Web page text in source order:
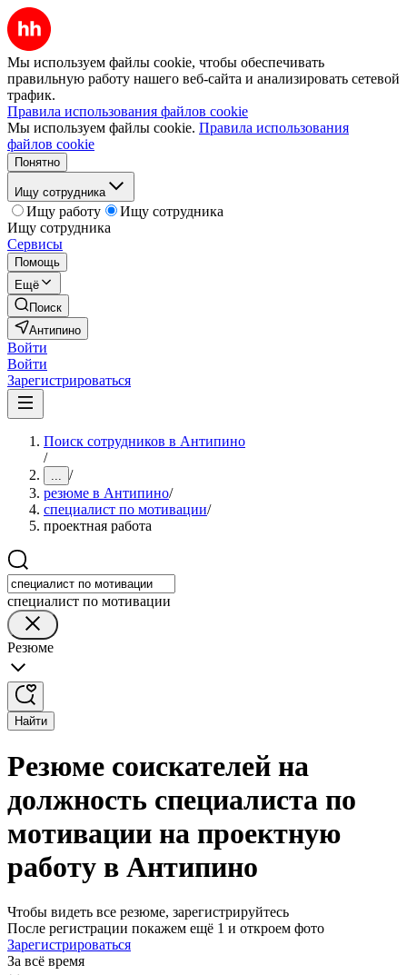
Мы используем файлы cookie, чтобы обеспечивать
правильную работу нашего веб-сайта и анализировать сетевой
трафик.
Правила использования файлов cookie
Мы используем файлы cookie. Правила использования
файлов cookie
Понятно
Ищу сотрудника
Ищу работу
Ищу сотрудника
Ищу сотрудника
Сервисы
Помощь
Ещё
Поиск
Антипино
Войти
Войти
Зарегистрироваться
Поиск сотрудников в Антипино
/
... /
резюме в Антипино/
специалист по мотивации/
проектная работа
специалист по мотивации
Резюме
Найти
Резюме соискателей на
должность специалиста по
мотивации на проектную
работу в Антипино
Чтобы видеть все резюме, зарегистрируйтесь
После регистрации покажем ещё 1 и откроем фото
Зарегистрироваться
За всё время